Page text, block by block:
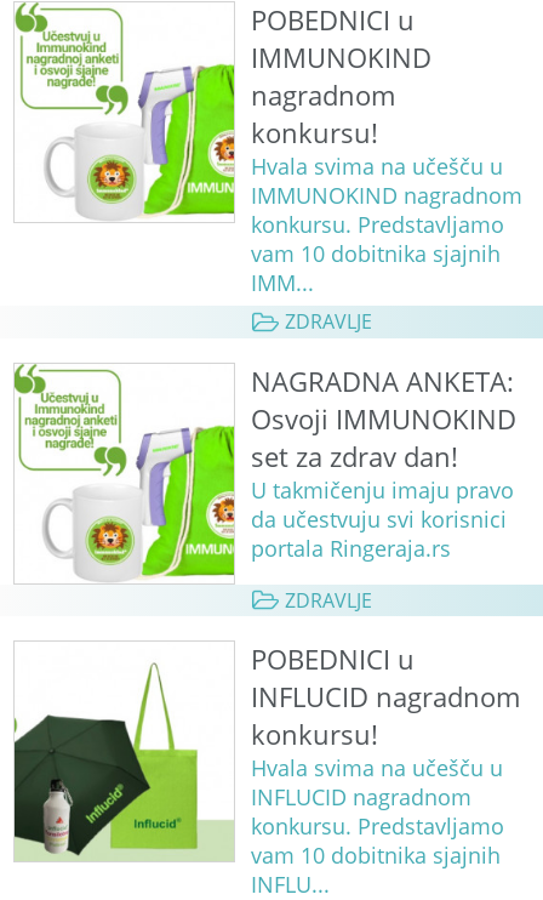
POBEDNICI u
IMMUNOKIND
nagradnom
konkursu!
Hvala svima na učešču u
IMMUNOKIND nagradnom
konkursu. Predstavljamo
vam 10 dobitnika sjajnih
IMM...
ZDRAVLJE
NAGRADNA ANKETA:
Osvoji IMMUNOKIND
set za zdrav dan!
U takmičenju imaju pravo
da učestvuju svi korisnici
portala Ringeraja.rs
ZDRAVLJE
POBEDNICI u
INFLUCID nagradnom
konkursu!
Hvala svima na učešču u
INFLUCID nagradnom
konkursu. Predstavljamo
vam 10 dobitnika sjajnih
INFLU...